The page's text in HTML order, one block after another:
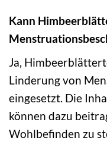
Kann
Ja,
Linderung von
eingesetzt. Die
können dazu
Wohlbefinden zu